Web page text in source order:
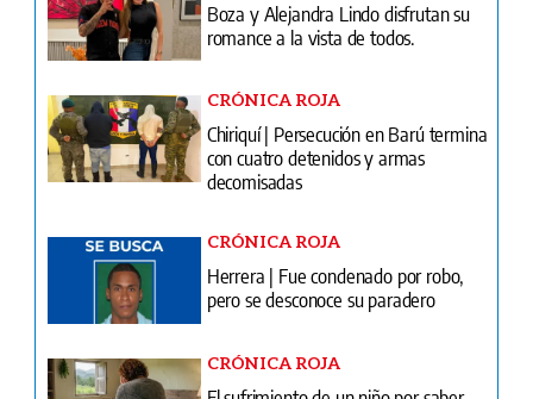
Chiriquí | Persecución en Barú termina
con cuatro detenidos y armas
CRÓNICA ROJA
Herrera | Fue condenado por robo,
pero se desconoce su paradero
CRÓNICA ROJA
El sufrimiento de un niño por saber
que la vida de su madre estaba en
CRÓNICA ROJA